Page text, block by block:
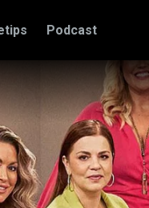
Podcast